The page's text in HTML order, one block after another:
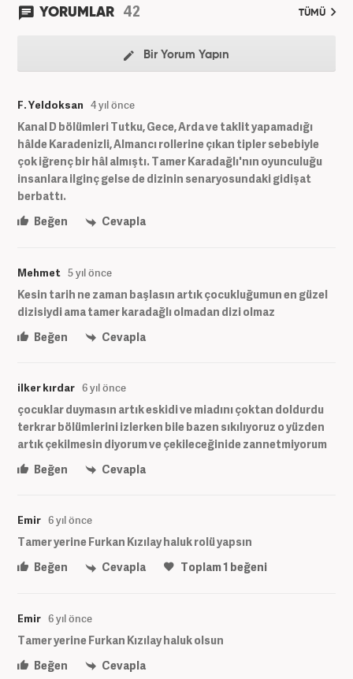
YORUMLAR 42 TÜMÜ
Bir Yorum Yapın
F. Yeldoksan 4 yıl önce
Kanal D bölümleri Tutku, Gece, Arda ve taklit yapamadığı
hâlde Karadenizli, Almancı rollerine çıkan tipler sebebiyle
çok iğrenç bir hâl almıştı. Tamer Karadağlı'nın oyunculuğu
insanlara ilginç gelse de dizinin senaryosundaki gidişat
berbattı.
Beğen
Cevapla
Mehmet 5 yıl önce
Kesin tarih ne zaman başlasın artık çocukluğumun en güzel
dizisiydi ama tamer karadağlı olmadan dizi olmaz
Beğen
Cevapla
ilker kırdar 6 yıl önce
çocuklar duymasın artık eskidi ve miadını çoktan doldurdu
terkrar bölümlerini izlerken bile bazen sıkılıyoruz o yüzden
artık çekilmesin diyorum ve çekileceğinide zannetmiyorum
Beğen
Cevapla
Emir 6 yıl önce
Tamer yerine Furkan Kızılay haluk rolü yapsın
Beğen
Cevapla Toplam1 beğeni
Emir 6 yıl önce
Tamer yerine Furkan Kızılay haluk olsun
Beğen
Cevapla